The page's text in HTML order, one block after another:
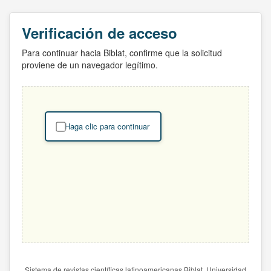
Verificación de acceso
Para continuar hacia Biblat, confirme que la solicitud
proviene de un navegador legítimo.
Haga clic para continuar